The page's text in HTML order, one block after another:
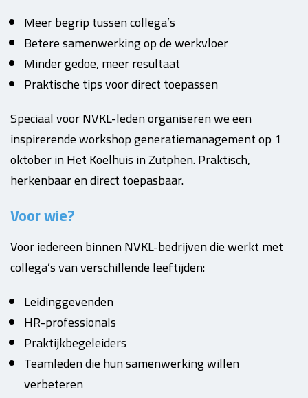
Meer begrip tussen collega’s
Betere samenwerking op de werkvloer
Minder gedoe, meer resultaat
Praktische tips voor direct toepassen
Speciaal voor NVKL-leden organiseren we een
inspirerende workshop generatiemanagement op 1
oktober in Het Koelhuis in Zutphen. Praktisch,
herkenbaar en direct toepasbaar.
Voor wie?
Voor iedereen binnen NVKL-bedrijven die werkt met
collega’s van verschillende leeftijden:
Leidinggevenden
HR-professionals
Praktijkbegeleiders
Teamleden die hun samenwerking willen
verbeteren